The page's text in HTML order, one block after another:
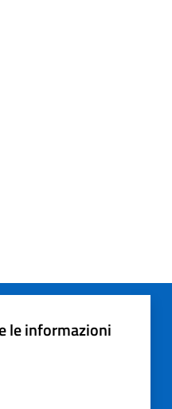
le informazioni